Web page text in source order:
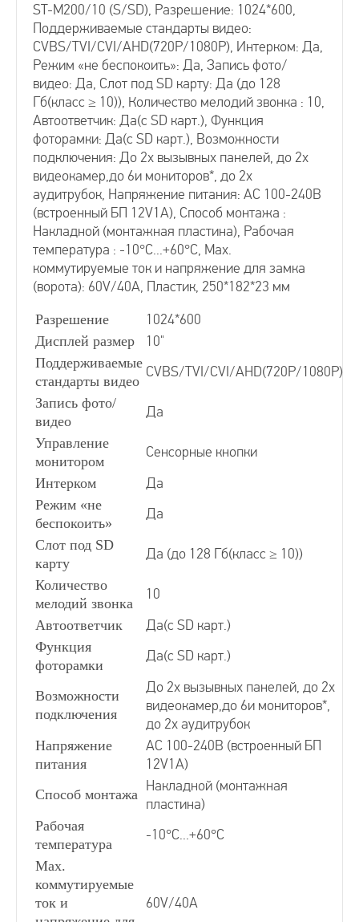
Видеодомофоны для квартиры
Видеозвонки для квартиры
Видеодомофоны для частного дома
Видеодомофоны для офиса
Видеодомофоны без трубки
Видеодомофоны цветные
Видеодомофоны белого цвета
Видеодомофоны с подключением к подъездному
Сопряженные видеодомофоны
Координатные видеодомофоны
ST-M200/10 (S/SD), Разрешение: 1024*600,
Поддерживаемые стандарты видео:
CVBS/TVI/CVI/AHD(720Р/1080P), Интерком: Да,
Режим «не беспокоить»: Да, Запись фото/
видео: Да, Слот под SD карту: Да (до 128
Гб(класс ≥ 10)), Количество мелодий звонка : 10,
Автоответчик: Да(с SD карт.), Функция
фоторамки: Да(с SD карт.), Возможности
подключения: До 2х вызывных панелей, до 2х
видеокамер,до 6и мониторов*, до 2х
аудитрубок, Напряжение питания: АС 100-240В
(встроенный БП 12V1A), Способ монтажа :
Накладной (монтажная пластина), Рабочая
температура : -10°С...+60°С, Мах.
коммутируемые ток и напряжение для замка
(ворота): 60V/40A, Пластик, 250*182*23 мм
Разрешение 1024*600
Дисплей размер 10"
Поддерживаемые
стандарты видео
CVBS/TVI/CVI/AHD(720Р/1080P)
Запись фото/
видео
Да
Управление
монитором
Сенсорные кнопки
Интерком Да
Режим «не
беспокоить»
Да
Слот под SD
карту
Да (до 128 Гб(класс ≥ 10))
Количество
мелодий звонка
10
Автоответчик Да(с SD карт.)
Функция
фоторамки
Да(с SD карт.)
Возможности
подключения
До 2х вызывных панелей, до 2х
видеокамер,до 6и мониторов*,
до 2х аудитрубок
Напряжение
питания
АС 100-240В (встроенный БП
12V1A)
Способ монтажа
Накладной (монтажная
пластина)
Рабочая
температура
-10°С...+60°С
Мах.
коммутируемые
ток и
60V/40A